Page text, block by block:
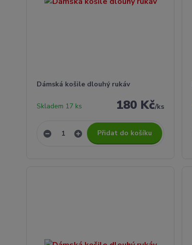
Dámská košile dlouhý rukáv
180 Kč/ks
Skladem 17 ks
Přidat do košíku